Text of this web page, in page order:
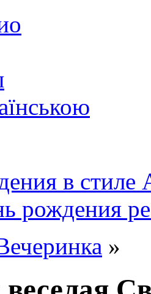
в
рождения
»